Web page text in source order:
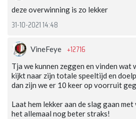
deze overwinning is zo lekker
31-10-2021 14:48
VineFeye +12716
Tja we kunnen zeggen en vinden wat
kijkt naar zijn totale speeltijd en
dan zijn we er 10 keer op voorruit
Laat hem lekker aan de slag gaan
het allemaal nog beter straks!